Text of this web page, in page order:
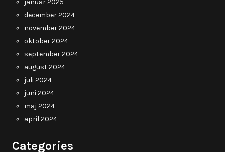
januar 2025
december 2024
november 2024
oktober 2024
september 2024
august 2024
juli 2024
juni 2024
maj 2024
april 2024
Categories